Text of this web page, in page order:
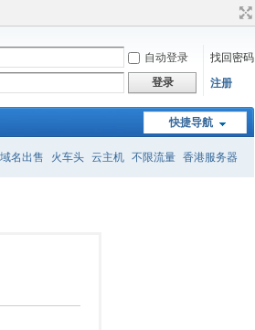
自动登录
找回密码
登录 注册
快捷导航
域名出售 火车头 云主机 不限流量 香港服务器